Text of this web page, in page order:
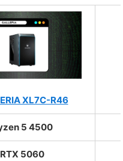
XL7C-R46
5 4500
RTX 5060